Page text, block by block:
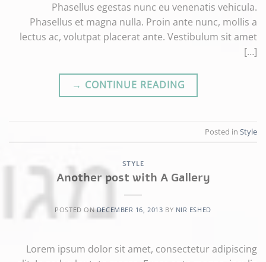
Phasellus egestas nunc eu venenatis vehicula.
Phasellus et magna nulla. Proin ante nunc, mollis a
lectus ac, volutpat placerat ante. Vestibulum sit amet
[…]
CONTINUE READING
→
Posted in Style
STYLE
Another post with A Gallery
POSTED ONDECEMBER 16, 2013 BY NIR ESHED
Lorem ipsum dolor sit amet, consectetur adipiscing